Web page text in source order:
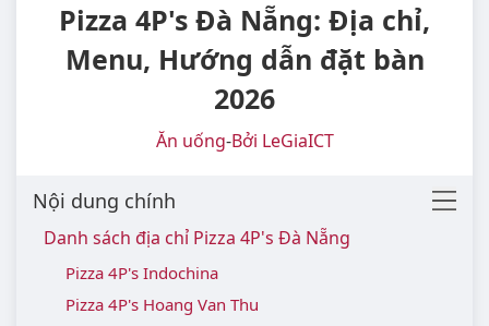
Pizza 4P's Đà Nẵng: Địa chỉ,
Menu, Hướng dẫn đặt bàn
2026
Ăn uống-Bởi LeGiaICT
Nội dung chính
Danh sách địa chỉ Pizza 4P's Đà Nẵng
Pizza 4P's Indochina
Pizza 4P's Hoang Van Thu